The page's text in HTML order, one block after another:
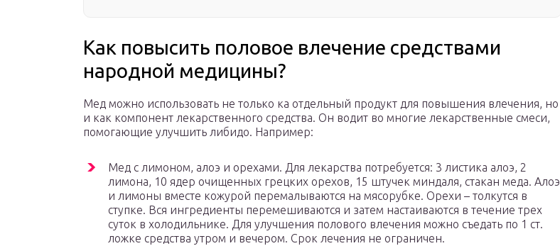
Как повысить половое влечение средствами
народной медицины?
Мед можно использовать не только ка отдельный продукт для повышения влечения, но
и как компонент лекарственного средства. Он водит во многие лекарственные смеси,
помогающие улучшить либидо. Например:
Мед с лимоном, алоэ и орехами. Для лекарства потребуется: 3 листика алоэ, 2
лимона, 10 ядер очищенных грецких орехов, 15 штучек миндаля, стакан меда. Алоэ
и лимоны вместе кожурой перемалываются на мясорубке. Орехи – толкутся в
ступке. Вся ингредиенты перемешиваются и затем настаиваются в течение трех
суток в холодильнике. Для улучшения полового влечения можно съедать по 1 ст.
ложке средства утром и вечером. Срок лечения не ограничен.